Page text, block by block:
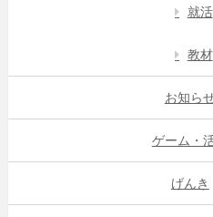
就活
教材
お知ら
ゲーム・
げんき